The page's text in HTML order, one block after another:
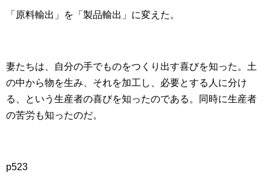
「原料輸出」を「製品輸出」に変えた。
妻たちは、自分の手でものをつくり出す喜びを知った。土
の中から物を生み、それを加工し、必要とする人に分け
る、という生産者の喜びを知ったのである。同時に生産者
の苦労も知ったのだ。
p523